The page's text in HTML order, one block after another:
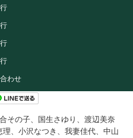
わせ
その子、国生さゆり、渡辺美奈
、小沢なつき、我妻佳代、中山